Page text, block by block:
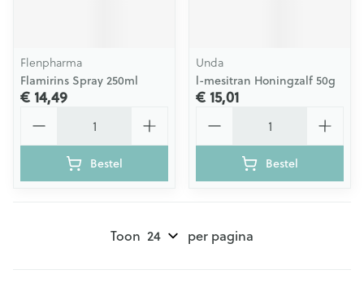
Flenpharma
Flamirins Spray 250ml
€ 14,49
Bestel
Unda
l-mesitran Honingzalf 50g
€ 15,01
Bestel
Toon per pagina